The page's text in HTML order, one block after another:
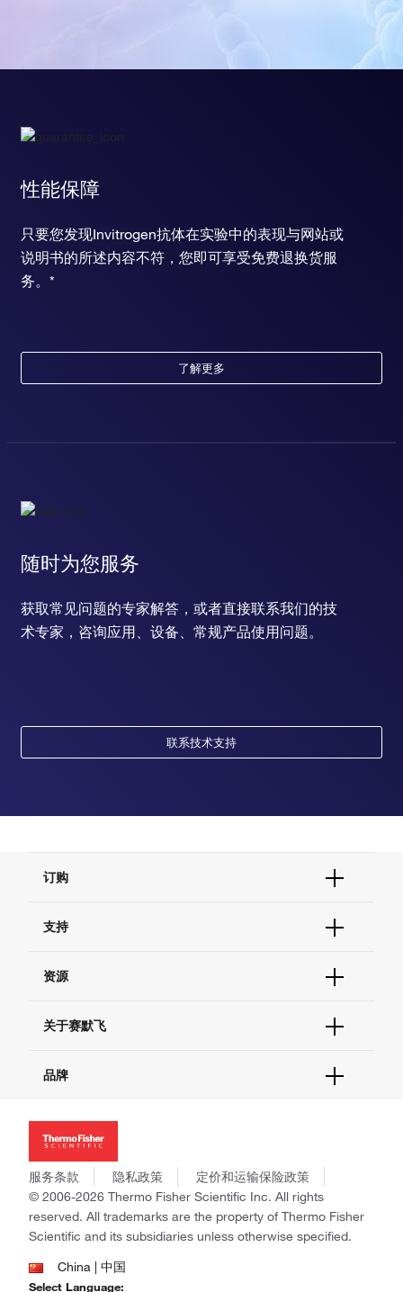
性能保障
只要您发现Invitrogen抗体在实验中的表现与网站或
说明书的所述内容不符，您即可享受免费退换货服
务。*
了解更多
随时为您服务
获取常见问题的专家解答，或者直接联系我们的技
术专家，咨询应用、设备、常规产品使用问题。
联系技术支持
订购
订单支持
现货供应中心
支持
联系我们 - 400 820 8982
查找文件&证书
资源
促销
社交媒体
关于赛默飞
招聘
新闻
社会责任
商标
政策和通知
品牌
Applied Biosystems
Invitrogen
Gibco
Ion Torrent
Unity Lab Services
Patheon
PPD
服务条款 隐私政策
定价和运输保险政策
© 2006-2026 Thermo Fisher Scientific Inc. All rights
reserved. All trademarks are the property of Thermo Fisher
Scientific and its subsidiaries unless otherwise specified.
China | 中国
Select Language: